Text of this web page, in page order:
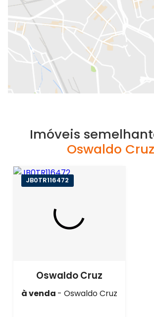
Imóveis
Oswaldo Cruz
JB0TR116472
Oswaldo Cruz
à venda - Oswaldo Cruz